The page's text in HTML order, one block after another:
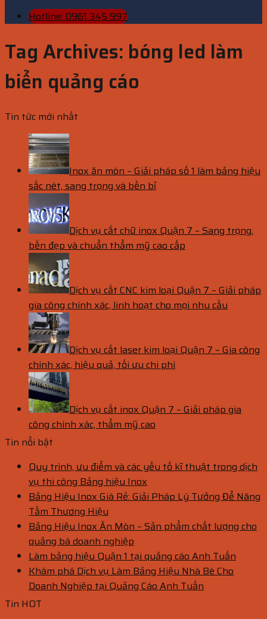
Hotline: 0961 345 997
Tag Archives: bóng led làm
biển quảng cáo
Tin tức mới nhất
Inox ăn mòn – Giải pháp số 1 làm bảng hiệu
sắc nét, sang trọng và bền bỉ
Dịch vụ cắt chữ inox Quận 7 – Sang trọng,
bền đẹp và chuẩn thẩm mỹ cao cấp
Dịch vụ cắt CNC kim loại Quận 7 – Giải pháp
gia công chính xác, linh hoạt cho mọi nhu cầu
Dịch vụ cắt laser kim loại Quận 7 – Gia công
chính xác, hiệu quả, tối ưu chi phí
Dịch vụ cắt inox Quận 7 – Giải pháp gia
công chính xác, thẩm mỹ cao
Tin nổi bật
Quy trình, ưu điểm và các yếu tố kĩ thuật trong dịch
vụ thi công Bảng hiệu Inox
Bảng Hiệu Inox Giá Rẻ: Giải Pháp Lý Tưởng Để Nâng
Tầm Thương Hiệu
Bảng Hiệu Inox Ăn Mòn – Sản phẩm chất lượng cho
quảng bá doanh nghiệp
Làm bảng hiệu Quận 1 tại quảng cáo Anh Tuấn
Khám phá Dịch vụ Làm Bảng Hiệu Nhà Bè Cho
Doanh Nghiệp tại Quảng Cáo Anh Tuấn
Tin HOT